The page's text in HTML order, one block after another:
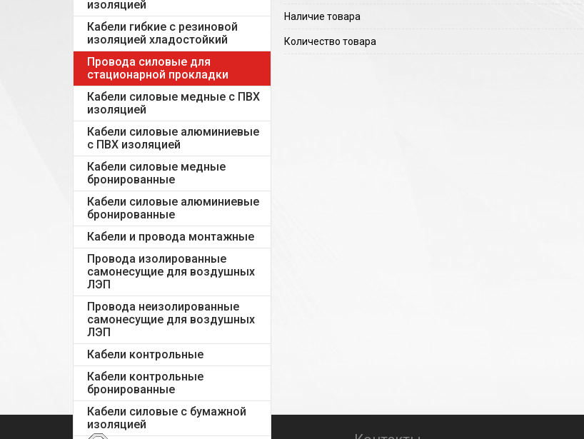
изоляцией
Кабели гибкие с резиновой
изоляцией хладостойкий
Провода силовые для
стационарной прокладки
Кабели силовые медные с ПВХ
изоляцией
Кабели силовые алюминиевые
с ПВХ изоляцией
Кабели силовые медные
бронированные
Кабели силовые алюминиевые
бронированные
Кабели и провода монтажные
Провода изолированные
самонесущие для воздушных
ЛЭП
Провода неизолированные
самонесущие для воздушных
ЛЭП
Кабели контрольные
Кабели контрольные
бронированные
Кабели силовые с бумажной
изоляцией
Наличие товара
Количество товара